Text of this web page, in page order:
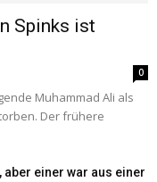
Spinks ist
0
Muhammad Ali als
Der frühere
aber einer war aus einer